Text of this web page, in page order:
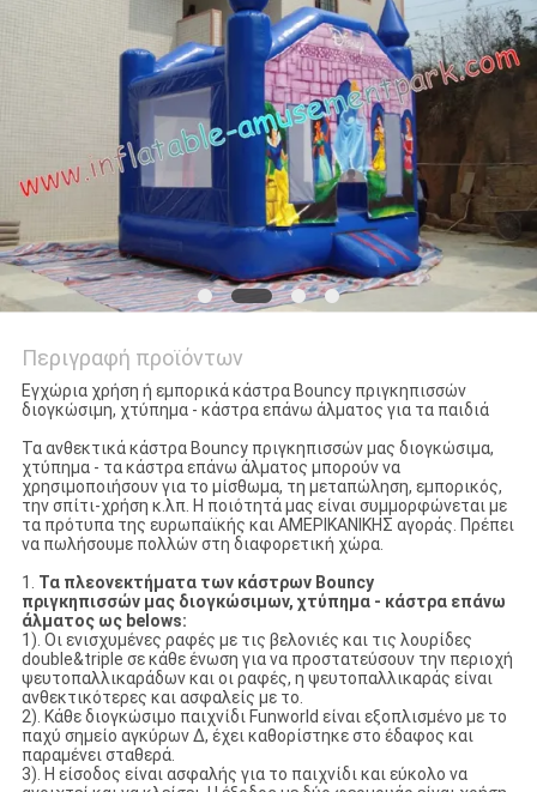
Περιγραφή προϊόντων
Εγχώρια χρήση ή εμπορικά κάστρα Bouncy πριγκηπισσών
διογκώσιμη, χτύπημα - κάστρα επάνω άλματος για τα παιδιά
Τα ανθεκτικά κάστρα Bouncy πριγκηπισσών μας διογκώσιμα,
χτύπημα - τα κάστρα επάνω άλματος μπορούν να
χρησιμοποιήσουν για το μίσθωμα, τη μεταπώληση, εμπορικός,
την σπίτι-χρήση κ.λπ. Η ποιότητά μας είναι συμμορφώνεται με
τα πρότυπα της ευρωπαϊκής και ΑΜΕΡΙΚΑΝΙΚΗΣ αγοράς. Πρέπει
να πωλήσουμε πολλών στη διαφορετική χώρα.
1. Τα πλεονεκτήματα των κάστρων Bouncy
πριγκηπισσών μας διογκώσιμων, χτύπημα - κάστρα επάνω
άλματος ως belows:
1). Οι ενισχυμένες ραφές με τις βελονιές και τις λουρίδες
double&triple σε κάθε ένωση για να προστατεύσουν την περιοχή
ψευτοπαλλικαράδων και οι ραφές, η ψευτοπαλλικαράς είναι
ανθεκτικότερες και ασφαλείς με το.
2). Κάθε διογκώσιμο παιχνίδι Funworld είναι εξοπλισμένο με το
παχύ σημείο αγκύρων Δ, έχει καθορίστηκε στο έδαφος και
παραμένει σταθερά.
3). Η είσοδος είναι ασφαλής για το παιχνίδι και εύκολο να